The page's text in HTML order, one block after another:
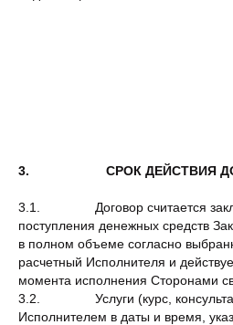
3. СРОК ДЕЙСТВИЯ
3.1. Договор считается
поступления денежных средств
в полном объеме согласно
расчетный Исполнителя и
момента исполнения Сторонами
3.2. Услуги (курс,
Исполнителем в даты и время,